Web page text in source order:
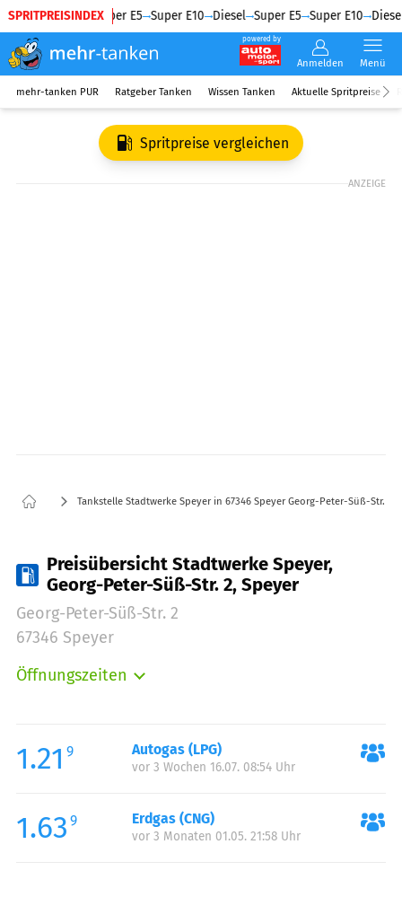
SPRITPREISINDEX
Diesel Super E5 Super E10 Diesel Super E5 Super E10 Diesel
powered by
Anmelden Menü
mehr-tanken PUR Ratgeber Tanken Wissen Tanken Aktuelle Spritpreise
Spritpreise vergleichen
ANZEIGE
Tankstelle Stadtwerke Speyer in 67346 Speyer Georg-Peter-Süß-Str. 2
Preisübersicht Stadtwerke Speyer,
Georg-Peter-Süß-Str. 2, Speyer
Georg-Peter-Süß-Str. 2
67346 Speyer
Öffnungszeiten
Mittwoch:
00:00-24:00
Donnerstag:
Samstag:
00:00-24:00
Sonntag:
1.21 9 Autogas (LPG)
vor 3 Wochen 16.07. 08:54 Uhr
1.63 9 Erdgas (CNG)
vor 3 Monaten 01.05. 21:58 Uhr